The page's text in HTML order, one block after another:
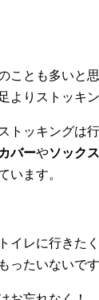
ことも多いと
よりストッキ
トッキングは
バーやソックス
います。
イレに行きた
ったいないです